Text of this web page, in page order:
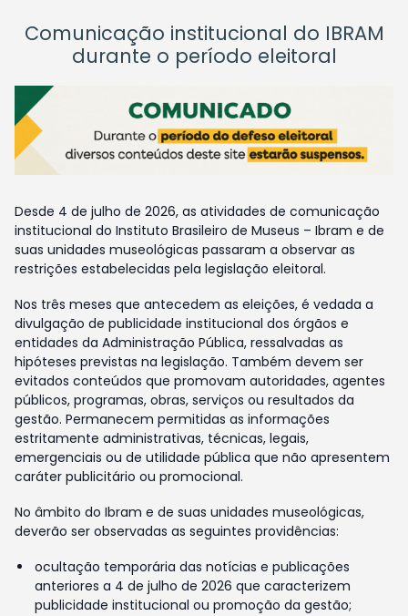
Comunicação institucional do IBRAM
durante o período eleitoral
Desde 4 de julho de 2026, as atividades de comunicação
institucional do Instituto Brasileiro de Museus – Ibram e de
suas unidades museológicas passaram a observar as
restrições estabelecidas pela legislação eleitoral.
Nos três meses que antecedem as eleições, é vedada a
divulgação de publicidade institucional dos órgãos e
entidades da Administração Pública, ressalvadas as
hipóteses previstas na legislação. Também devem ser
evitados conteúdos que promovam autoridades, agentes
públicos, programas, obras, serviços ou resultados da
gestão. Permanecem permitidas as informações
estritamente administrativas, técnicas, legais,
emergenciais ou de utilidade pública que não apresentem
caráter publicitário ou promocional.
No âmbito do Ibram e de suas unidades museológicas,
deverão ser observadas as seguintes providências:
ocultação temporária das notícias e publicações
anteriores a 4 de julho de 2026 que caracterizem
publicidade institucional ou promoção da gestão;